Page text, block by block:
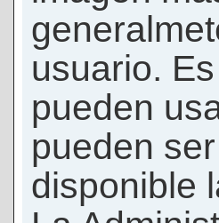
usuario.
pueden
pueden
disponible